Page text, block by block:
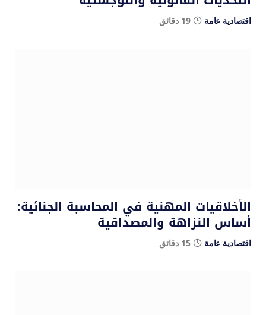
اقتصادية عامة 19 دقائق
الأخلاقيات المهنية في المحاسبة الجنائية:
أساس النزاهة والمصداقية
اقتصادية عامة 15 دقائق